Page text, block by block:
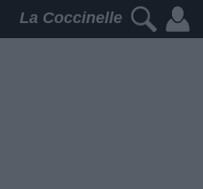
La Coccinelle